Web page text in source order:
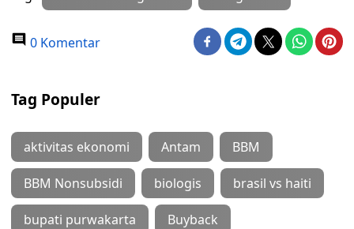
0 Komentar
Tag Populer
aktivitas ekonomi Antam BBM
BBM Nonsubsidi biologis brasil vs haiti
bupati purwakarta Buyback